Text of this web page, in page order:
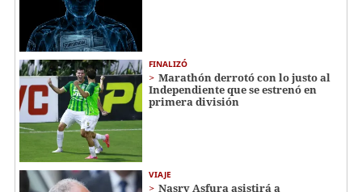
FINALIZÓ
Marathón derrotó con lo justo al
Independiente que se estrenó en
primera división
VIAJE
Nasry Asfura asistirá a